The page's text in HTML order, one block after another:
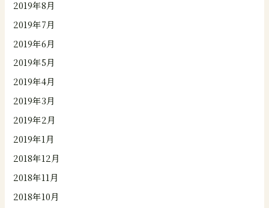
2019年8月
2019年7月
2019年6月
2019年5月
2019年4月
2019年3月
2019年2月
2019年1月
2018年12月
2018年11月
2018年10月